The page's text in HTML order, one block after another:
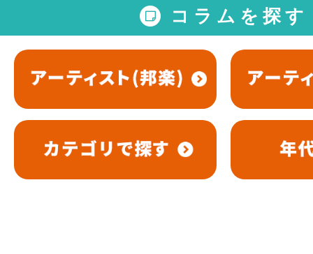
コラムを探す